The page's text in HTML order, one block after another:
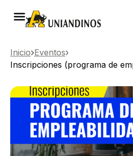
Inicio Eventos
Inscripciones (programa de